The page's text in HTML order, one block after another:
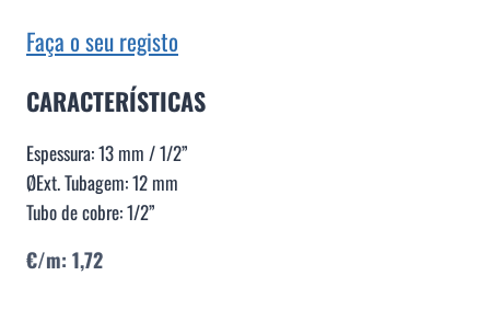
Faça o seu registo
CARACTERÍSTICAS
Espessura: 13 mm / 1/2”
ØExt. Tubagem: 12 mm
Tubo de cobre: 1/2”
€/m: 1,72